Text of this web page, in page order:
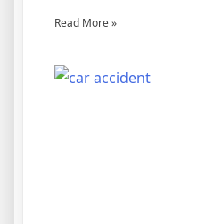
Read More »